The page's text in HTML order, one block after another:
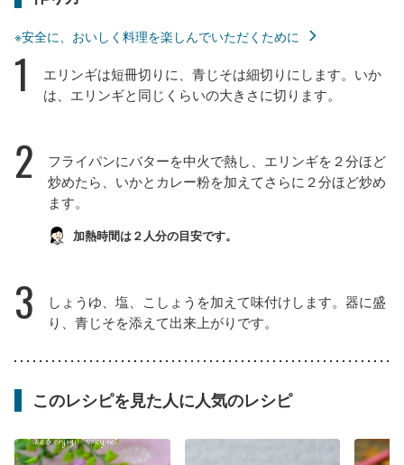
※安全に、おいしく料理を楽しんでいただくために
1
エリンギは短冊切りに、青じそは細切りにします。いか
は、エリンギと同じくらいの大きさに切ります。
2
フライパンにバターを中火で熱し、エリンギを２分ほど
炒めたら、いかとカレー粉を加えてさらに２分ほど炒め
ます。
加熱時間は２人分の目安です。
3
しょうゆ、塩、こしょうを加えて味付けします。器に盛
り、青じそを添えて出来上がりです。
このレシピを見た人に人気のレシピ